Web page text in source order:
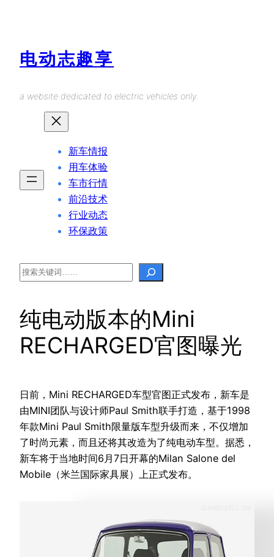
电动志趣享
a website dedicated to electric vehicles only.
新车情报
用车体验
车市行情
前沿技术
行业动态
环保政策
Search
纯电动版本的Mini
RECHARGED官图曝光
日前，Mini RECHARGED车型官图正式发布，新车是
由MINI团队与设计师Paul Smith联手打造，基于1998
年款Mini Paul Smith限量版车型升级而来，不仅增加
了时尚元素，而且还将其改造为了纯电动车型。据悉，
新车将于当地时间6月7日开幕的Milan Salone del
Mobile（米兰国际家具展）上正式发布。